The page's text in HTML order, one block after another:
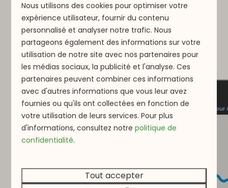
montée/descente
Hosingen‑Lellingen
Trail
24,1
Modéré – montée
longue & terrain
varié
Nous utilisons des cookies pour optimiser votre
expérience utilisateur, fournir du contenu
personnalisé et analyser notre trafic. Nous
partageons également des informations sur votre
utilisation de notre site avec nos partenaires pour
les médias sociaux, la publicité et l'analyse. Ces
partenaires peuvent combiner ces informations
avec d'autres informations que vous leur avez
fournies ou qu'ils ont collectées en fonction de
votre utilisation de leurs services. Pour plus
d'informations, consultez notre politique de
confidentialité.
Tout accepter